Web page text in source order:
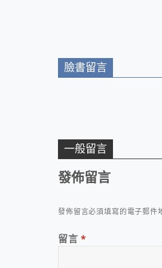
臉書留言
一般留言
發佈留言
發佈留言必須填寫的電子郵件
留言 *